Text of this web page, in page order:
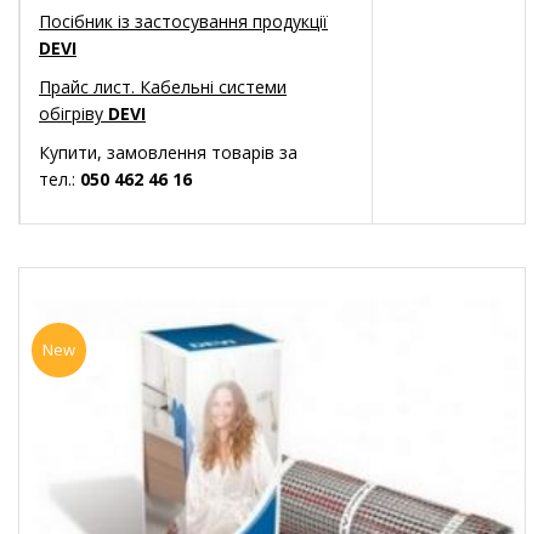
Посібник із застосування продукції
DEVI
Прайс лист. Кабельні системи
обігріву DEVI
Купити, замовлення товарів за
тел.: 050 462 46 16
New